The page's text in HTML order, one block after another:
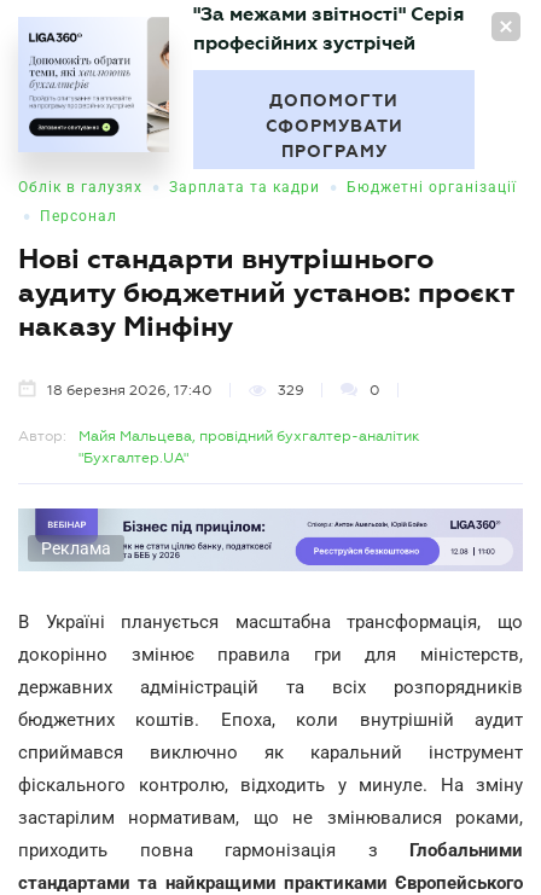
UA
БУХГАЛТЕР
"За межами звітності" Серія
професійних зустрічей
ДОПОМОГТИ
СФОРМУВАТИ
ПРОГРАМУ
Облік в галузях • Зарплата та кадри • Бюджетні організації
• Персонал
Нові стандарти внутрішнього
аудиту бюджетний установ: проєкт
наказу Мінфіну
18 березня 2026, 17:40 329 0
Автор:
Майя Мальцева, провідний бухгалтер-аналітик
"Бухгалтер.UA"
Реклама
В Україні планується масштабна трансформація, що
докорінно змінює правила гри для міністерств,
державних адміністрацій та всіх розпорядників
бюджетних коштів. Епоха, коли внутрішній аудит
сприймався виключно як каральний інструмент
фіскального контролю, відходить у минуле. На зміну
застарілим нормативам, що не змінювалися роками,
приходить повна гармонізація з Глобальними
стандартами та найкращими практиками Європейського